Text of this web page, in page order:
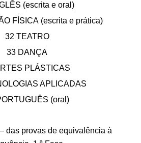
(escrita e oral)
FÍSICA (escrita e prática)
32 TEATRO
33 DANÇA
PLÁSTICAS
APLICADAS
(oral)
– das provas de equivalência à